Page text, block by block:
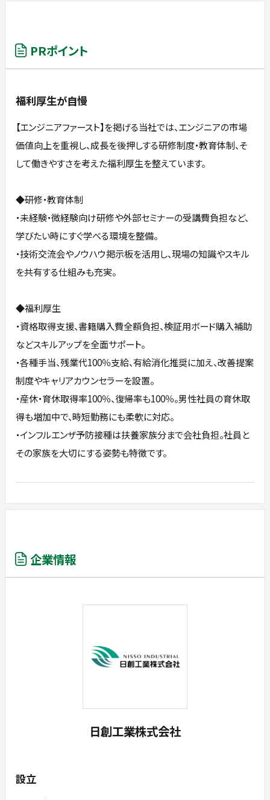
PRポイント
福利厚生が自慢
【エンジニアファースト】を掲げる当社では、エンジニアの市場
価値向上を重視し、成長を後押しする研修制度・教育体制、そ
して働きやすさを考えた福利厚生を整えています。
◆研修・教育体制
・未経験・微経験向け研修や外部セミナーの受講費負担など、
学びたい時にすぐ学べる環境を整備。
・技術交流会やノウハウ掲示板を活用し、現場の知識やスキル
を共有する仕組みも充実。
◆福利厚生
・資格取得支援、書籍購入費全額負担、検証用ボード購入補助
などスキルアップを全面サポート。
・各種手当、残業代100％支給、有給消化推奨に加え、改善提案
制度やキャリアカウンセラーを設置。
・産休・育休取得率100％、復帰率も100％。男性社員の育休取
得も増加中で、時短勤務にも柔軟に対応。
・インフルエンザ予防接種は扶養家族分まで会社負担。社員と
その家族を大切にする姿勢も特徴です。
企業情報
日創工業株式会社
設立